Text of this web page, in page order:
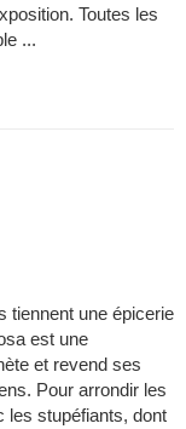
Toutes les
...
tiennent une épicerie
est une
et revend ses
Pour arrondir les
les stupéfiants, dont